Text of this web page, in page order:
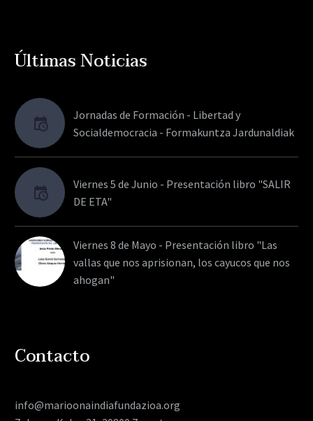
Últimas Noticias
Jornadas de Formación - Libertad y
Socialdemocracia - Formakuntza Jardunaldiak
Viernes 5 de Junio - Presentación libro "SALIR
DE ETA"
Viernes 8 de Mayo - Presentación libro "Las
vallas que nos aprisionan, los cayucos que nos
ahogan"
Contacto
info@marioonaindiafundazioa.org